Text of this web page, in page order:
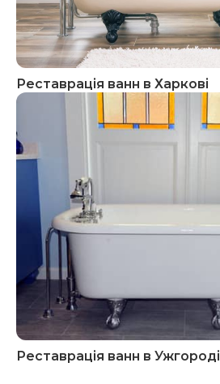
Реставрація ванн в Харкові
Реставрація ванн в Ужгороді